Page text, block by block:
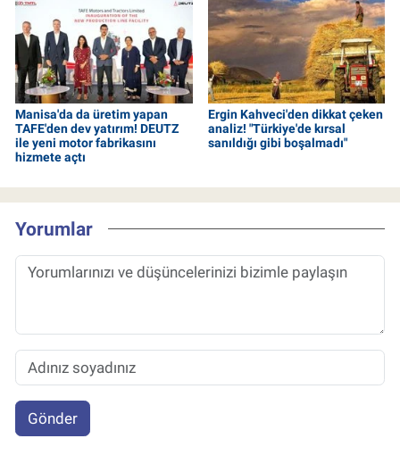
Manisa'da da üretim yapan
TAFE'den dev yatırım! DEUTZ
ile yeni motor fabrikasını
hizmete açtı
Ergin Kahveci'den dikkat çeken
analiz! "Türkiye'de kırsal
sanıldığı gibi boşalmadı"
Yorumlar
Gönder